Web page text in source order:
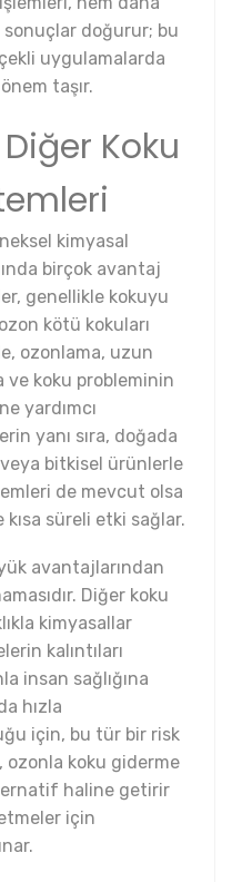
doğurur; bu
uygulamalarda
taşır.
Koku
kimyasal
birçok avantaj
genellikle kokuyu
kötü kokuları
ozonlama, uzun
koku probleminin
yardımcı
yanı sıra, doğada
bitkisel ürünlerle
de mevcut olsa
süreli etki sağlar.
avantajlarından
Diğer koku
kimyasallar
kalıntıları
insan sağlığına
hızla
için, bu tür bir risk
ozonla koku giderme
haline getirir
için